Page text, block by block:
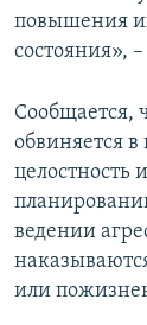
повышения
состояния»,
Сообщается,
обвиняется в
целостность
ведении
или